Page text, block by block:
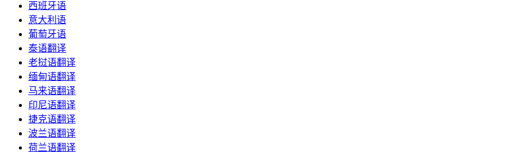
西班牙语
意大利语
葡萄牙语
泰语翻译
老挝语翻译
缅甸语翻译
马来语翻译
印尼语翻译
捷克语翻译
波兰语翻译
荷兰语翻译